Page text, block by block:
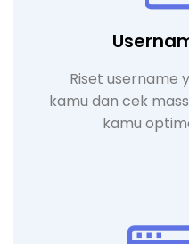
Riset username
kamu dan cek
kamu